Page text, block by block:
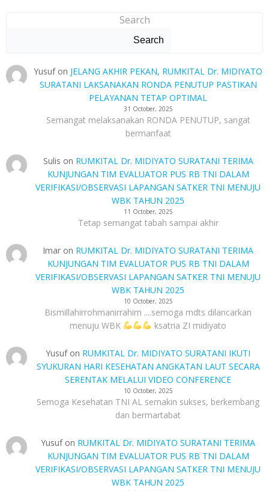
Search
Search
Yusufon JELANG AKHIR PEKAN, RUMKITAL Dr. MIDIYATO
SURATANI LAKSANAKAN RONDA PENUTUP PASTIKAN
PELAYANAN TETAP OPTIMAL
31 October, 2025
Semangat melaksanakan RONDA PENUTUP, sangat
bermanfaat
Sulis on RUMKITAL Dr. MIDIYATO SURATANI TERIMA
KUNJUNGAN TIM EVALUATOR PUS RB TNI DALAM
VERIFIKASI/OBSERVASI LAPANGAN SATKER TNI MENUJU
WBK TAHUN 2025
11 October, 2025
Tetap semangat tabah sampai akhir
Imar on RUMKITAL Dr. MIDIYATO SURATANI TERIMA
KUNJUNGAN TIM EVALUATOR PUS RB TNI DALAM
VERIFIKASI/OBSERVASI LAPANGAN SATKER TNI MENUJU
WBK TAHUN 2025
10 October, 2025
Bismillahirrohmanirrahim ....semoga mdts dilancarkan
menuju WBK
ksatria ZI midiyato
Yusufon RUMKITAL Dr. MIDIYATO SURATANI IKUTI
SYUKURAN HARI KESEHATAN ANGKATAN LAUT SECARA
SERENTAK MELALUI VIDEO CONFERENCE
10 October, 2025
Semoga Kesehatan TNI AL semakin sukses, berkembang
dan bermartabat
Yusufon RUMKITAL Dr. MIDIYATO SURATANI TERIMA
KUNJUNGAN TIM EVALUATOR PUS RB TNI DALAM
VERIFIKASI/OBSERVASI LAPANGAN SATKER TNI MENUJU
WBK TAHUN 2025